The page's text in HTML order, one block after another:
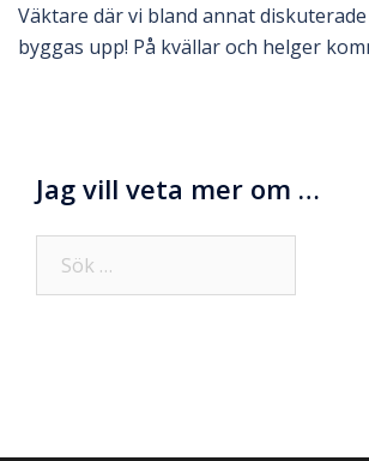
Väktare där vi bland annat
byggas upp! På kvällar och helger
Jag vill veta mer om …
efter: